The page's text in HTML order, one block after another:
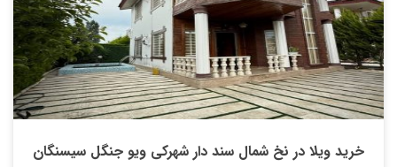
خرید ویلا در نخ شمال سند دار شهرکی ویو جنگل سیسنگان